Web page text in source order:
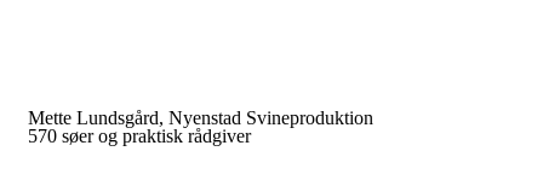
Mette Lundsgård, Nyenstad Svineproduktion
570 søer og praktisk rådgiver